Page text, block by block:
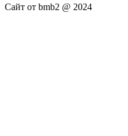
Сайт от bmb2 @ 2024